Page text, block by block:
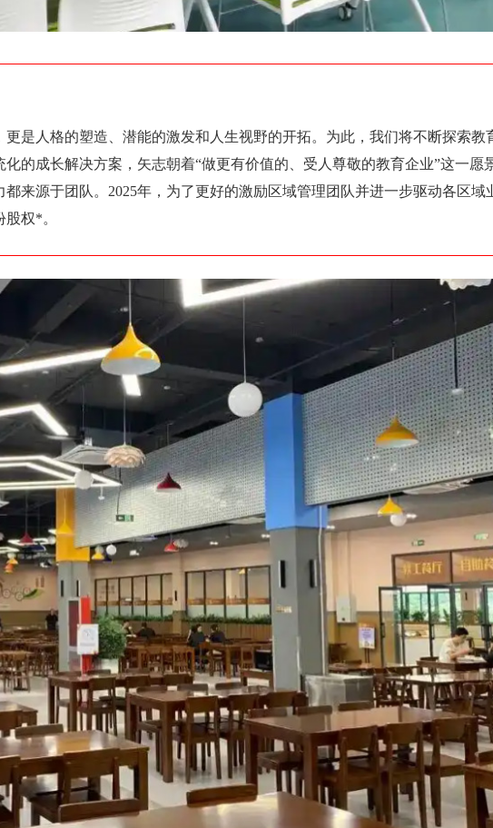
是人格的塑造、潜能的激发和人生视野的开拓。为此，我们将不断探索教
的成长解决方案，矢志朝着“做更有价值的、受人尊敬的教育企业”这一愿
来源于团队。2025年，为了更好的激励区域管理团队并进一步驱动各区域
权*。